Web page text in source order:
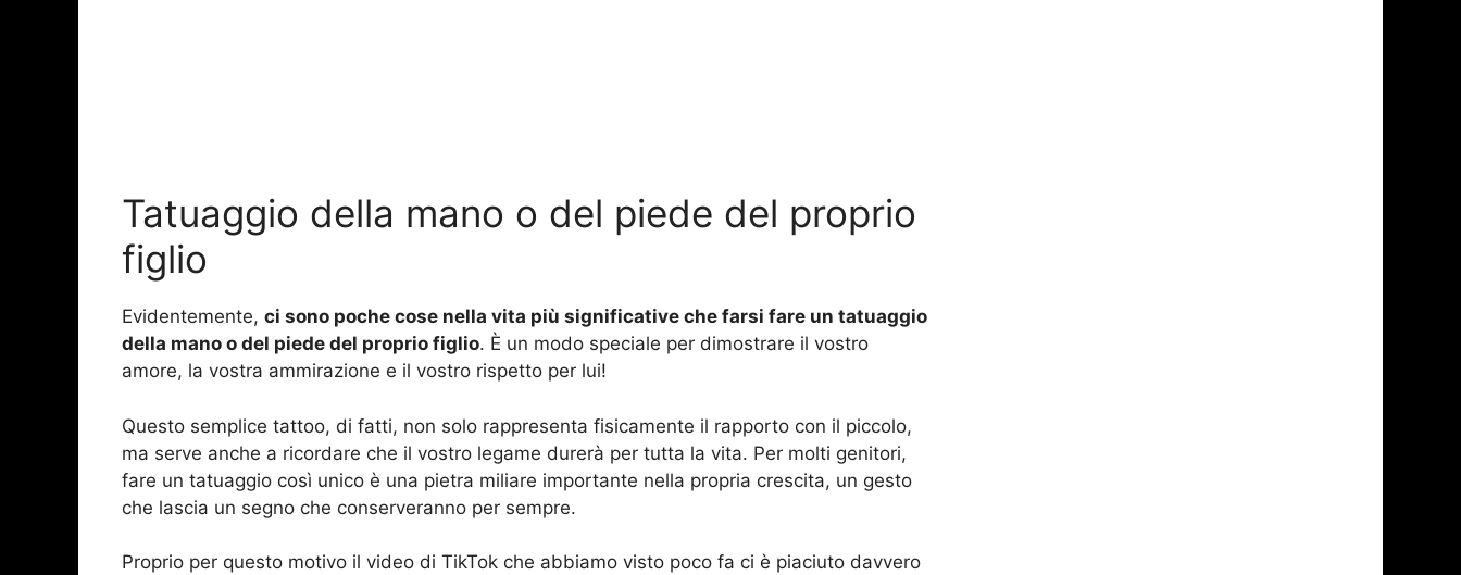
Tatuaggio della mano o del piede del proprio
figlio
Evidentemente, ci sono poche cose nella vita più significative che farsi fare un tatuaggio
della mano o del piede del proprio figlio. È un modo speciale per dimostrare il vostro
amore, la vostra ammirazione e il vostro rispetto per lui!
Questo semplice tattoo, di fatti, non solo rappresenta fisicamente il rapporto con il piccolo,
ma serve anche a ricordare che il vostro legame durerà per tutta la vita. Per molti genitori,
fare un tatuaggio così unico è una pietra miliare importante nella propria crescita, un gesto
che lascia un segno che conserveranno per sempre.
Proprio per questo motivo il video di TikTok che abbiamo visto poco fa ci è piaciuto davvero